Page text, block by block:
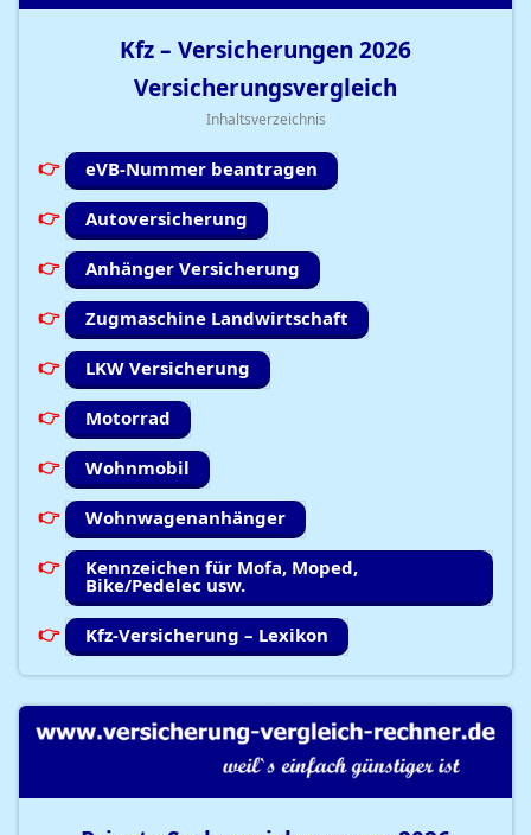
Kfz – Versicherungen 2026
Versicherungsvergleich
Inhaltsverzeichnis
eVB-Nummer beantragen
Autoversicherung
Anhänger Versicherung
Zugmaschine Landwirtschaft
LKW Versicherung
Motorrad
Wohnmobil
Wohnwagenanhänger
Kennzeichen für Mofa, Moped,
Bike/Pedelec usw.
Kfz-Versicherung – Lexikon